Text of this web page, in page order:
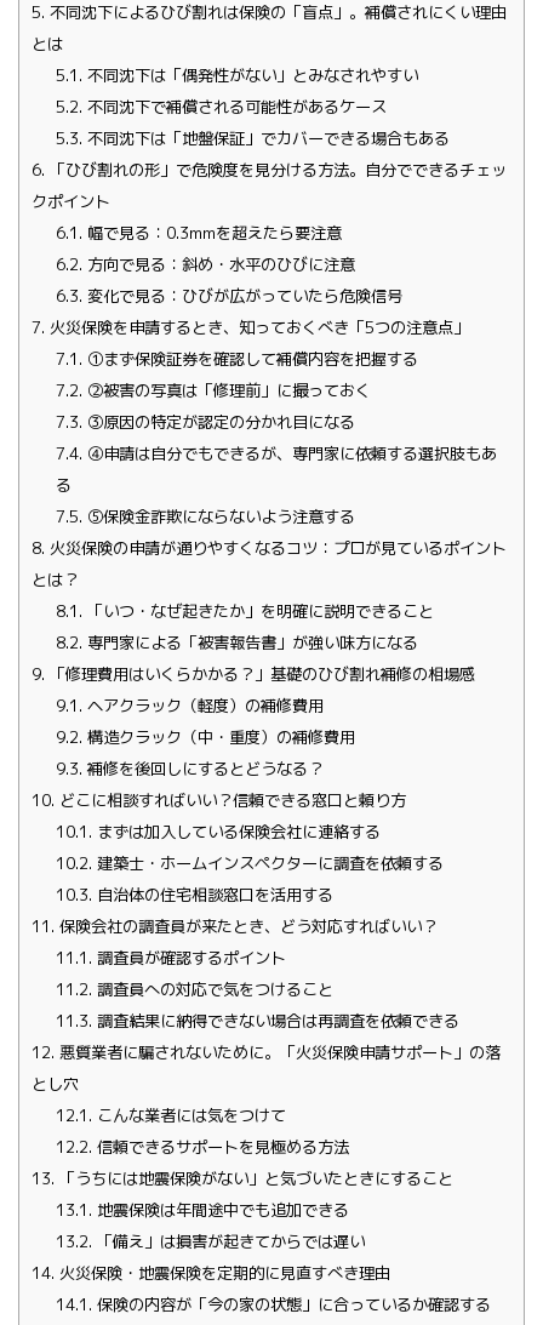
5. 不同沈下によるひび割れは保険の「盲点」。補償されにくい理由
とは
5.1. 不同沈下は「偶発性がない」とみなされやすい
5.2. 不同沈下で補償される可能性があるケース
5.3. 不同沈下は「地盤保証」でカバーできる場合もある
6. 「ひび割れの形」で危険度を見分ける方法。自分でできるチェッ
クポイント
6.1. 幅で見る：0.3mmを超えたら要注意
6.2. 方向で見る：斜め・水平のひびに注意
6.3. 変化で見る：ひびが広がっていたら危険信号
7. 火災保険を申請するとき、知っておくべき「5つの注意点」
7.1. ①まず保険証券を確認して補償内容を把握する
7.2. ②被害の写真は「修理前」に撮っておく
7.3. ③原因の特定が認定の分かれ目になる
7.4. ④申請は自分でもできるが、専門家に依頼する選択肢もあ
る
7.5. ⑤保険金詐欺にならないよう注意する
8. 火災保険の申請が通りやすくなるコツ：プロが見ているポイント
とは？
8.1. 「いつ・なぜ起きたか」を明確に説明できること
8.2. 専門家による「被害報告書」が強い味方になる
9. 「修理費用はいくらかかる？」基礎のひび割れ補修の相場感
9.1. ヘアクラック（軽度）の補修費用
9.2. 構造クラック（中・重度）の補修費用
9.3. 補修を後回しにするとどうなる？
10. どこに相談すればいい？信頼できる窓口と頼り方
10.1. まずは加入している保険会社に連絡する
10.2. 建築士・ホームインスペクターに調査を依頼する
10.3. 自治体の住宅相談窓口を活用する
11. 保険会社の調査員が来たとき、どう対応すればいい？
11.1. 調査員が確認するポイント
11.2. 調査員への対応で気をつけること
11.3. 調査結果に納得できない場合は再調査を依頼できる
12. 悪質業者に騙されないために。「火災保険申請サポート」の落
とし穴
12.1. こんな業者には気をつけて
12.2. 信頼できるサポートを見極める方法
13. 「うちには地震保険がない」と気づいたときにすること
13.1. 地震保険は年間途中でも追加できる
13.2. 「備え」は損害が起きてからでは遅い
14. 火災保険・地震保険を定期的に見直すべき理由
14.1. 保険の内容が「今の家の状態」に合っているか確認する